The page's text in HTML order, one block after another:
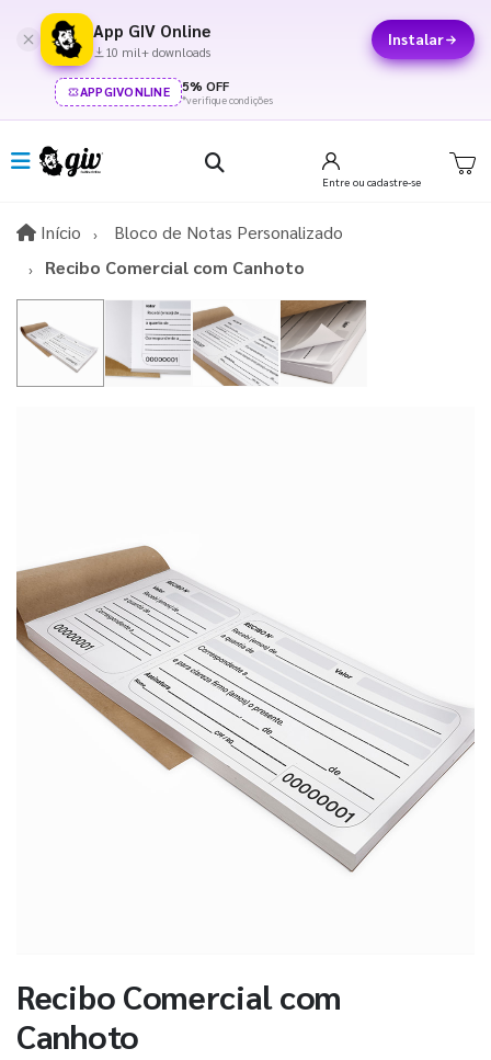
App GIV Online
10 mil+ downloads
Instalar
APPGIVONLINE 5% OFF
*verifique condições
Entre ou cadastre-se
Início InícioBloco de Notas Personalizado
Recibo Comercial com Canhoto
Recibo Comercial com
Canhoto